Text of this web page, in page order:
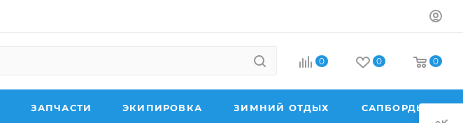
0 0 0
ЗАПЧАСТИ ЭКИПИРОВКА ЗИМНИЙ ОТДЫХ САПБОРДЫ